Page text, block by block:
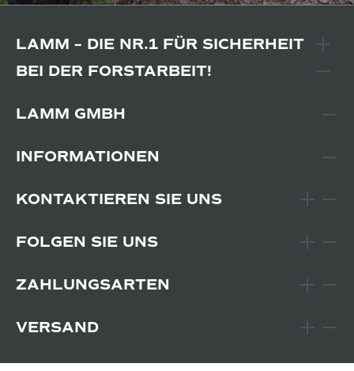
LAMM – DIE NR.1 FÜR SICHERHEIT
BEI DER FORSTARBEIT!
LAMM GMBH
INFORMATIONEN
KONTAKTIEREN SIE UNS
FOLGEN SIE UNS
ZAHLUNGSARTEN
VERSAND